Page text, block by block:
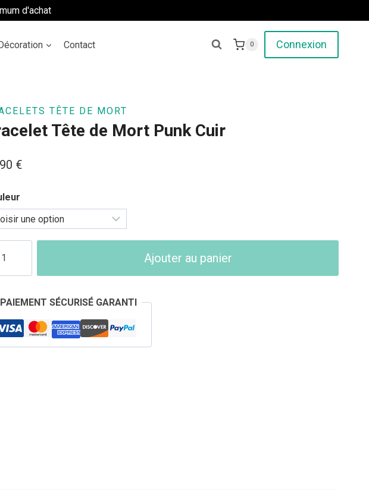
d'achat
Contact 0 Connexion
TÊTE DE MORT
Tête de Mort Punk Cuir
€
Ajouter au panier
PAIEMENT SÉCURISÉ GARANTI